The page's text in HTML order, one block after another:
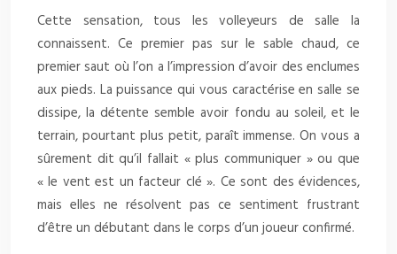
Cette sensation, tous les volleyeurs de salle la
connaissent. Ce premier pas sur le sable chaud, ce
premier saut où l’on a l’impression d’avoir des enclumes
aux pieds. La puissance qui vous caractérise en salle se
dissipe, la détente semble avoir fondu au soleil, et le
terrain, pourtant plus petit, paraît immense. On vous a
sûrement dit qu’il fallait « plus communiquer » ou que
« le vent est un facteur clé ». Ce sont des évidences,
mais elles ne résolvent pas ce sentiment frustrant
d’être un débutant dans le corps d’un joueur confirmé.